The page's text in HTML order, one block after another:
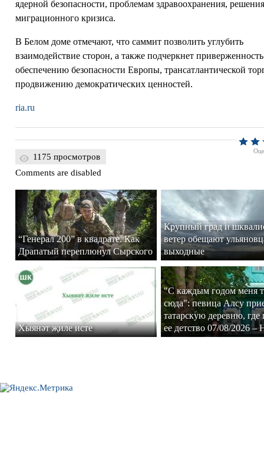
ядерной безопасности, проблемам здравоохранения,
миграционного кризиса.
В Белом доме отмечают, что саммит позволить углубить
взаимодействие сторон, а также подчеркнет
обеспечению безопасности Европы, трансатлантической
продвижению демократических ценностей.
ria.ru
1175 просмотров
Comments are disabled
“Генерал 200” в квадрате. Как
Драпатый переплюнул Сырского
Крупный град и
ветер обещают
выходные
Хыянәт җиле исте
"С каждым годом меня
сюда": певица Алсу
татарскую деревню,
ее детство 07/08/2026 –